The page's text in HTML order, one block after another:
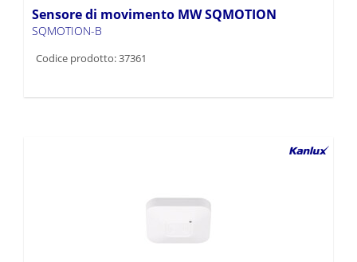
Sensore di movimento MW SQMOTION
SQMOTION-B
Codice prodotto: 37361